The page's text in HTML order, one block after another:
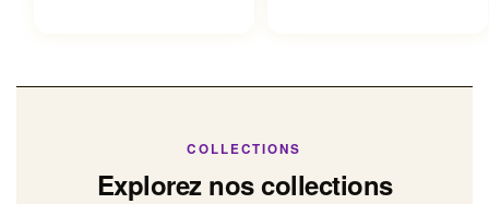
COLLECTIONS
Explorez nos collections